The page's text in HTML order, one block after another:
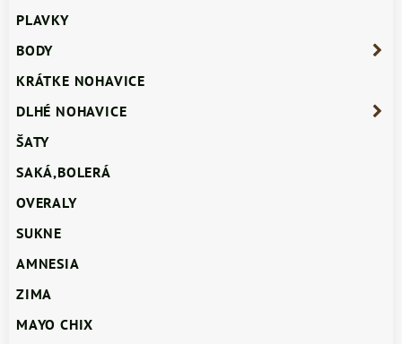
PLAVKY
BODY
KRÁTKE NOHAVICE
DLHÉ NOHAVICE
ŠATY
SAKÁ,BOLERÁ
OVERALY
SUKNE
AMNESIA
ZIMA
MAYO CHIX